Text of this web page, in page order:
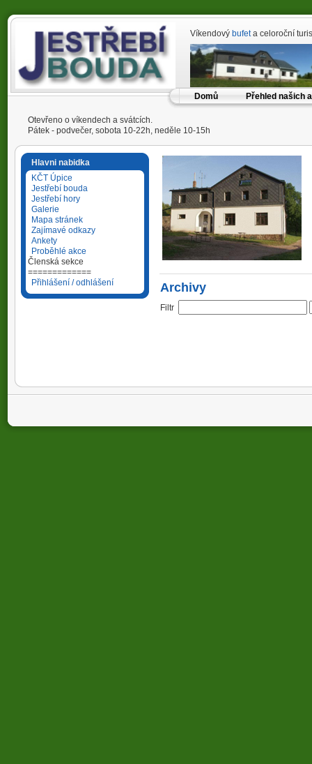
Víkendový bufeta celoroční
Domů Přehled našich
Otevřeno o víkendech a svátcích.
Pátek - podvečer, sobota 10-22h, neděle 10-15h
Hlavni nabidka
KČT Úpice
Jestřebí bouda
Jestřebí hory
Galerie
Mapa stránek
Zajímavé odkazy
Ankety
Proběhlé akce
Členská sekce
=============
Přihlášení / odhlášení
Archivy
Filtr